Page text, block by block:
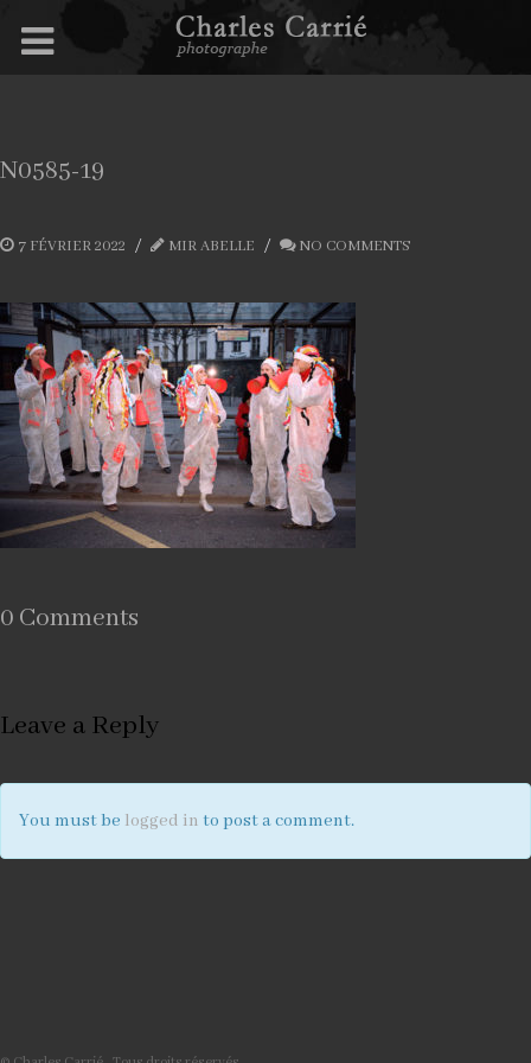
N0585-19
7 FÉVRIER 2022 MIR ABELLE NO COMMENTS
0 Comments
Leave a Reply
You must be logged in to post a comment.